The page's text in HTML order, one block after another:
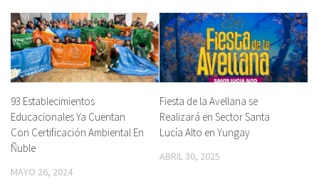
93 Establecimientos
Educacionales Ya Cuentan
Con Certificación Ambiental En
Ñuble
MAYO 26, 2024
Fiesta de la Avellana se
Realizará en Sector Santa
Lucía Alto en Yungay
ABRIL 30, 2025